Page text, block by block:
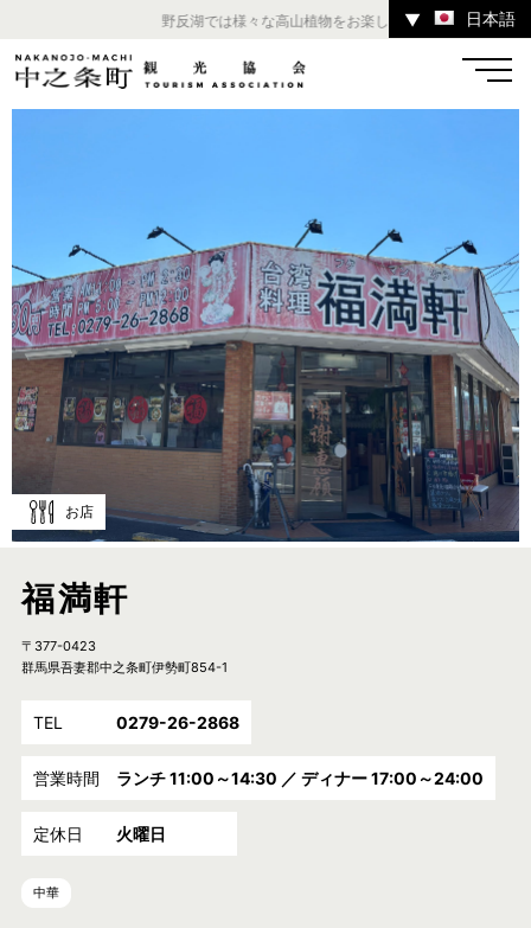
野反湖では様々な高山植物をお楽しみいただけます。 ／
▼ 日本語
体験 イベント ツアー
中之条町その他のエリア
お店
福満軒
〒377-0423
群馬県吾妻郡中之条町伊勢町854-1
TEL 0279-26-2868
営業時間 ランチ 11:00～14:30 ／ ディナー 17:00～24:00
定休日 火曜日
中華